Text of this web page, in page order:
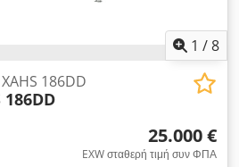
1 /8
186DD
186DD
25.000 €
EXW σταθερή τιμή συν ΦΠΑ